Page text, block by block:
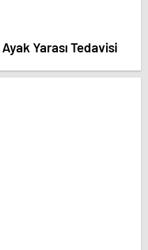
Yarası Tedavisi